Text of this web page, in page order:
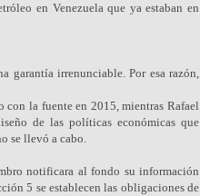
en Venezuela que ya estaban en
garantía irrenunciable. Por esa razón,
la fuente en 2015, mientras Rafael
de las políticas económicas que
se llevó a cabo.
notificara al fondo su información
5 se establecen las obligaciones de